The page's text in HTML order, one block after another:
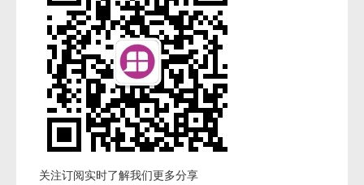
关注订阅实时了解我们更多分享